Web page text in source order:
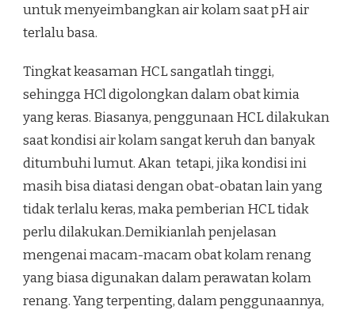
untuk menyeimbangkan air kolam saat pH air
terlalu basa.
Tingkat keasaman HCL sangatlah tinggi,
sehingga HCl digolongkan dalam obat kimia
yang keras. Biasanya, penggunaan HCL dilakukan
saat kondisi air kolam sangat keruh dan banyak
ditumbuhi lumut. Akan tetapi, jika kondisi ini
masih bisa diatasi dengan obat-obatan lain yang
tidak terlalu keras, maka pemberian HCL tidak
perlu dilakukan.Demikianlah penjelasan
mengenai macam-macam obat kolam renang
yang biasa digunakan dalam perawatan kolam
renang. Yang terpenting, dalam penggunaannya,